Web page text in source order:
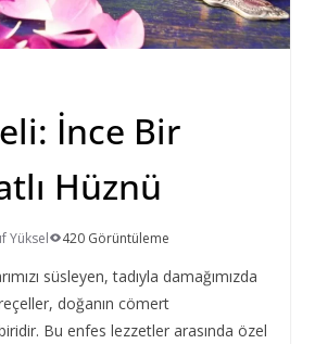
İnce Bir
Hüznü
Yüksel 420 Görüntüleme
süsleyen, tadıyla damağımızda
doğanın cömert
Bu enfes lezzetler arasında özel